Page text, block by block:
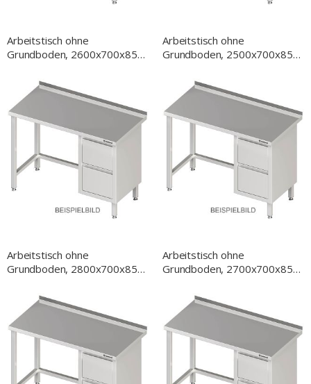
Arbeitstisch ohne
Grundboden, 2600x700x850
rechts, mit Aufkantung,
verschweißt
Arbeitstisch ohne
Grundboden, 2500x700x850
rechts, mit Aufkantung,
verschweißt
Arbeitstisch ohne
Grundboden, 2800x700x850
links, mit Aufkantung,
verschweißt
Arbeitstisch ohne
Grundboden, 2700x700x850
links, mit Aufkantung,
verschweißt